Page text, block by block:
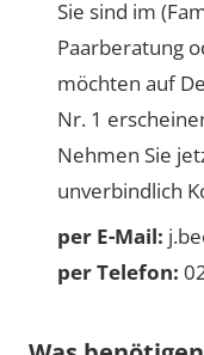
Sie sind im
Paarberatung
möchten auf
Nr. 1
Nehmen Sie
unverbindlich
per E-Mail:
per Telefon: